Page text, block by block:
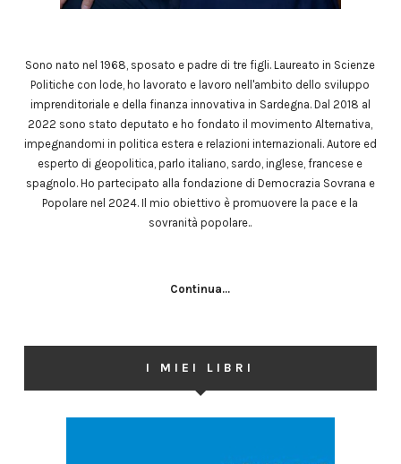
Sono nato nel 1968, sposato e padre di tre figli. Laureato in Scienze
Politiche con lode, ho lavorato e lavoro nell'ambito dello sviluppo
imprenditoriale e della finanza innovativa in Sardegna. Dal 2018 al
2022 sono stato deputato e ho fondato il movimento Alternativa,
impegnandomi in politica estera e relazioni internazionali. Autore ed
esperto di geopolitica, parlo italiano, sardo, inglese, francese e
spagnolo. Ho partecipato alla fondazione di Democrazia Sovrana e
Popolare nel 2024. Il mio obiettivo è promuovere la pace e la
sovranità popolare..
Continua...
I MIEI LIBRI